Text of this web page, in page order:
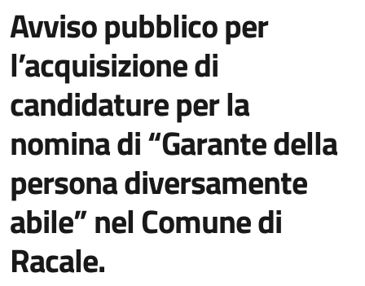
Avviso pubblico per
l’acquisizione di
candidature per la
nomina di “Garante della
persona diversamente
abile” nel Comune di
Racale.